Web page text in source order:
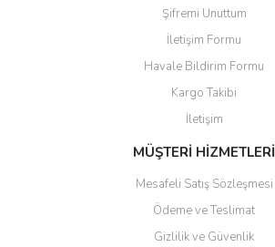
Gönder
Şifremi Unuttum
İletişim Formu
Havale Bildirim Formu
Kargo Takibi
İletişim
MÜŞTERİ HİZMETLERİ
Mesafeli Satış Sözleşmesi
Ödeme ve Teslimat
Gizlilik ve Güvenlik